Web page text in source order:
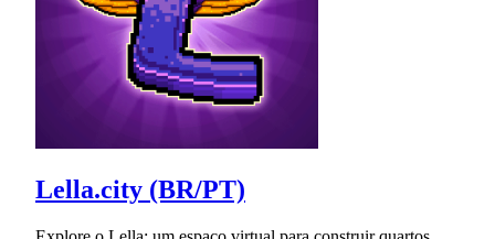
Lella.city (BR/PT)